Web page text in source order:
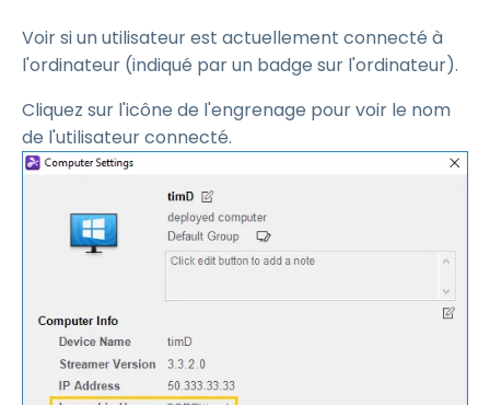
Voir si un utilisateur est actuellement connecté à
l'ordinateur (indiqué par un badge sur l'ordinateur).
Cliquez sur l'icône de l'engrenage pour voir le nom
de l'utilisateur connecté.